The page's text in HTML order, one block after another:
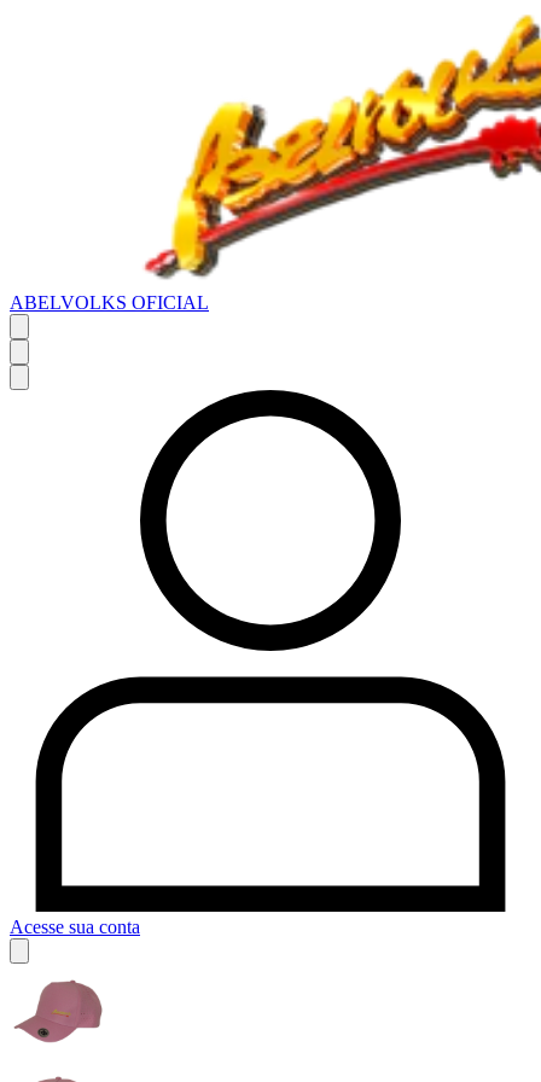
ABELVOLKS OFICIAL
Acesse sua conta